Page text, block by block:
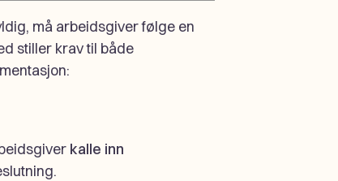
må arbeidsgiver følge en
stiller krav til både
kalle inn